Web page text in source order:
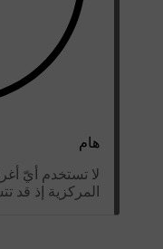
هام
لا تستخدم أيّ
المركزية إذ قد